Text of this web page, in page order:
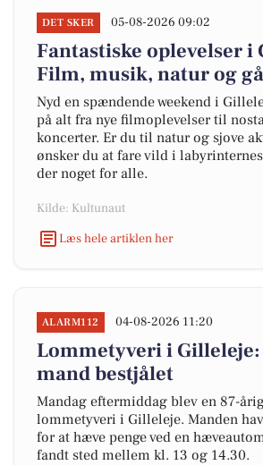
DET SKER 05-08-2026 09:02
Fantastiske oplevelser i
Film, musik, natur og
Nyd en spændende weekend i
på alt fra nye filmoplevelser til
koncerter. Er du til natur og sjove
ønsker du at fare vild i
der noget for alle.
Kilde: Kultunaut
Læs hele artiklen her
ALARM112 04-08-2026 11:20
Lommetyveri i
mand bestjålet
Mandag eftermiddag blev en 87-
lommetyveri i Gilleleje. Manden
for at hæve penge ved en
fandt sted mellem kl. 13 og 14.30.